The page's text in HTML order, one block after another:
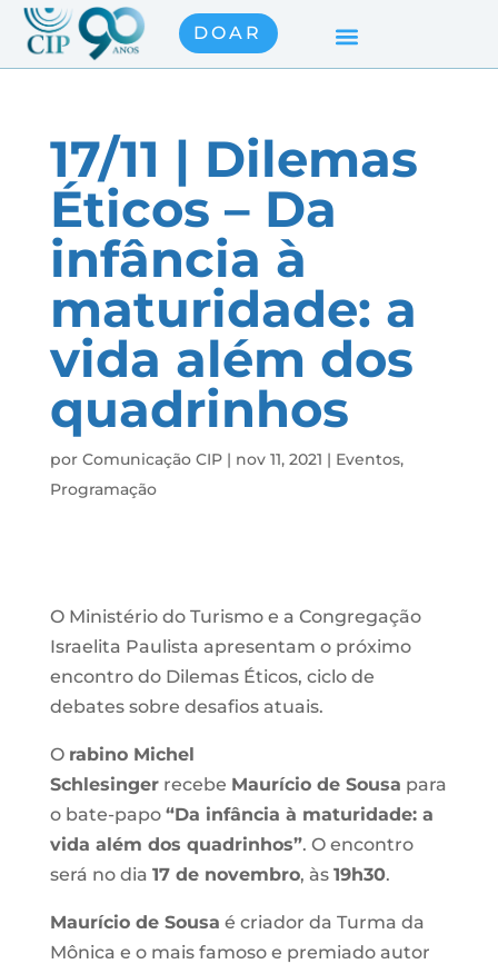
DOAR
17/11 | Dilemas
Éticos – Da
infância à
maturidade: a
vida além dos
quadrinhos
por Comunicação CIP| nov 11, 2021 | Eventos,
Programação
O Ministério do Turismo e a Congregação
Israelita Paulista apresentam o próximo
encontro do Dilemas Éticos, ciclo de
debates sobre desafios atuais.
O rabino Michel
Schlesingerrecebe Maurício de Sousa para
o bate-papo “Da infância à maturidade: a
vida além dos quadrinhos”. O encontro
será no dia 17 de novembro, às 19h30.
Maurício de Sousa é criador da Turma da
Mônica e o mais famoso e premiado autor